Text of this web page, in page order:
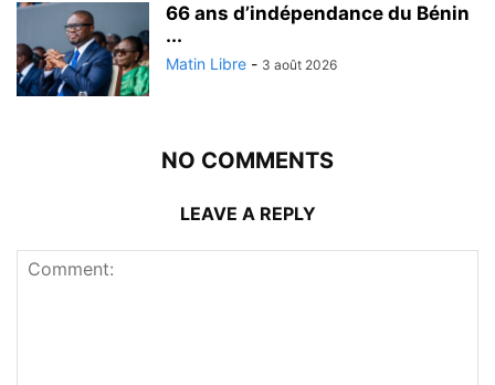
66 ans d’indépendance du Bénin
...
Matin Libre - 3 août 2026
NO COMMENTS
LEAVE A REPLY